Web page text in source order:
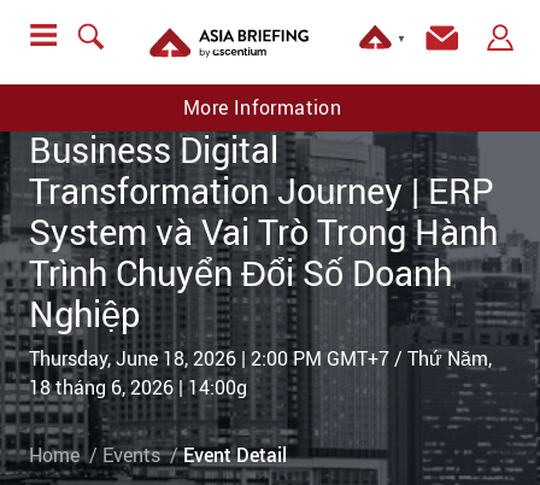
▼
More Information
[VN Partner Event] ERP
System and Their Role in the
Business Digital
Transformation Journey | ERP
System và Vai Trò Trong Hành
Trình Chuyển Đổi Số Doanh
Nghiệp
Thursday, June 18, 2026 | 2:00 PM GMT+7 / Thứ Năm,
18 tháng 6, 2026 | 14:00g
Home Events Event Detail